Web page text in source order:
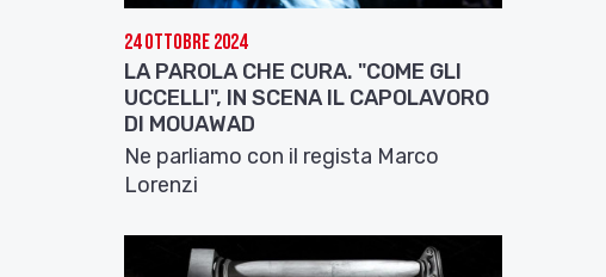
24 Ottobre 2024
LA PAROLA CHE CURA. "COME GLI
UCCELLI", IN SCENA IL CAPOLAVORO
DI MOUAWAD
Ne parliamo con il regista Marco
Lorenzi